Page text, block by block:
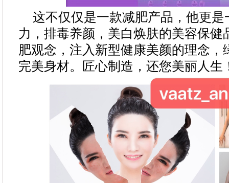
这不仅仅是一款减肥产品，他更
力，排毒养颜，美白焕肤的美容保健
肥观念，注入新型健康美颜的理念，
完美身材。匠心制造，还您美丽人生